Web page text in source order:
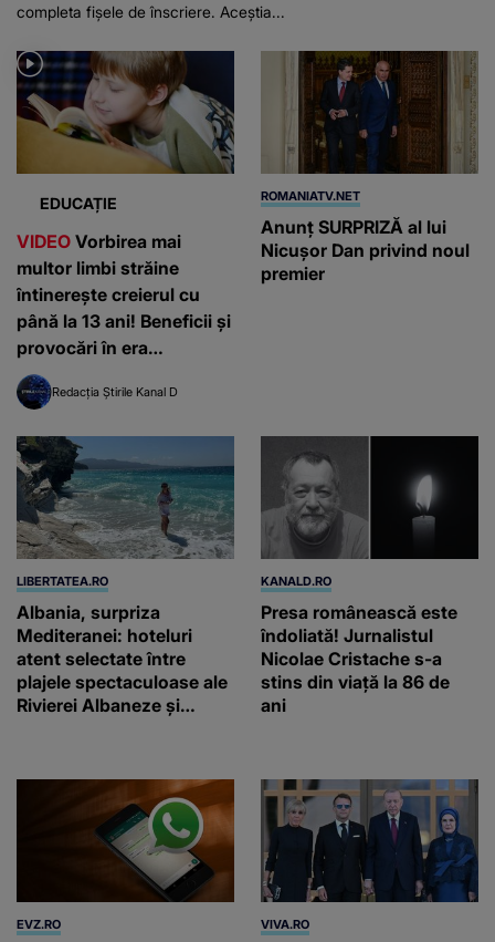
completa fișele de înscriere. Aceștia...
EDUCAȚIE
VIDEO Vorbirea mai
multor limbi străine
întinerește creierul cu
până la 13 ani! Beneficii și
provocări în era
inteligenței artificiale
Redacția Știrile Kanal D
ROMANIATV.NET
Anunţ SURPRIZĂ al lui
Nicuşor Dan privind noul
premier
LIBERTATEA.RO
Albania, surpriza
Mediteranei: hoteluri
atent selectate între
plajele spectaculoase ale
Rivierei Albaneze și
KANALD.RO
Presa românească este
îndoliată! Jurnalistul
Nicolae Cristache s-a
stins din viață la 86 de
ani
EVZ.RO VIVA.RO